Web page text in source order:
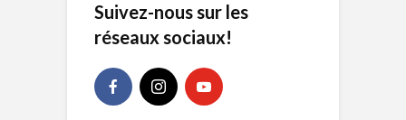
Suivez-nous sur les
réseaux sociaux!